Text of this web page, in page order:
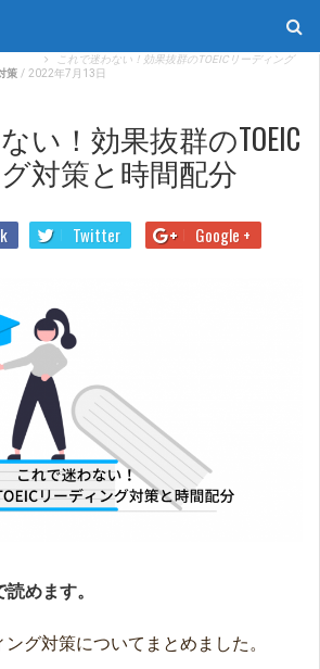
これで迷わない！効果抜群のTOEICリーディング
策 / 2022年7月13日
い！効果抜群のTOEIC
対策と時間配分
Twitter Google +
めます。
グ対策についてまとめました。